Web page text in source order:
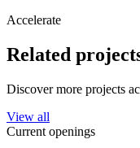
Accelerate
Related
Discover more projects
View all
Current openings